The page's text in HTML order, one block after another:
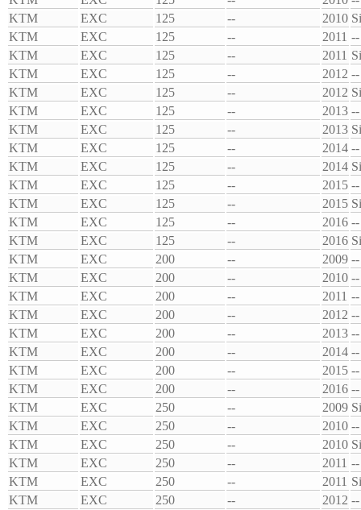
KTM
EXC 125 -- 2010
KTM
EXC 125 -- 2011 --
KTM
EXC 125 -- 2011
KTM
EXC 125 -- 2012 --
KTM
EXC 125 -- 2012
KTM
EXC 125 -- 2013 --
KTM
EXC 125 -- 2013
KTM
EXC 125 -- 2014 --
KTM
EXC 125 -- 2014
KTM
EXC 125 -- 2015 --
KTM
EXC 125 -- 2015
KTM
EXC 125 -- 2016 --
KTM
EXC 125 -- 2016
KTM
EXC 200 -- 2009 --
KTM
EXC 200 -- 2010 --
KTM
EXC 200 -- 2011 --
KTM
EXC 200 -- 2012 --
KTM
EXC 200 -- 2013 --
KTM
EXC 200 -- 2014 --
KTM
EXC 200 -- 2015 --
KTM
EXC 200 -- 2016 --
KTM
EXC 250 -- 2009
KTM
EXC 250 -- 2010 --
KTM
EXC 250 -- 2010
KTM
EXC 250 -- 2011 --
KTM
EXC 250 -- 2011
KTM
EXC 250 -- 2012 --